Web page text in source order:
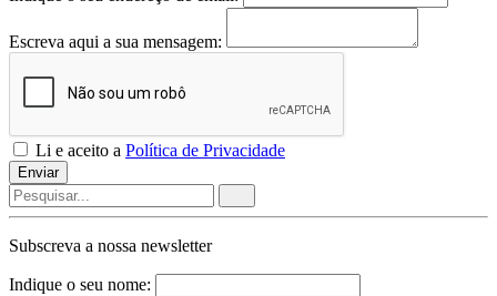
Escreva aqui a sua mensagem:
Li e aceito a Política de Privacidade
Enviar
Subscreva a nossa newsletter
Indique o seu nome: